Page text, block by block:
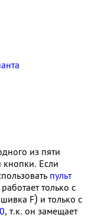
из пяти
Если
пульт
только с
F) и только с
, т.к. он замещает